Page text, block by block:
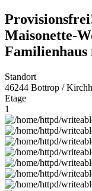
Maisonette-
Standort
46244 Bottrop /
Etage
1